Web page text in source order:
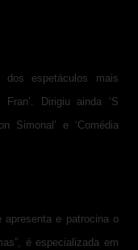
espetáculos mais
Dirigiu ainda ‘S
Simonal’ e ‘Comédia
apresenta e patrocina o
é especializada em